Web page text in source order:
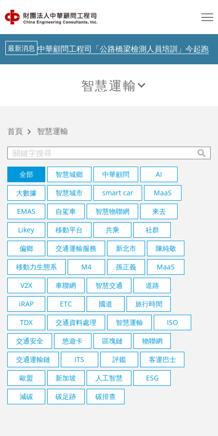
AI新知 聯合國示警：AI治理落後Agent時代
最新消息 中華顧問工程司「公路橋梁檢測人員培訓」今起跑
最新消息 中華顧問工程司「公路橋梁檢測人員培訓」今起跑
AI新知 從生成式AI到實體AI－日本鐵道落地驗證中
智慧運輸
首頁
智慧運輸
全部 智慧城鄉 中華顧問
AI
大數據
智慧城市 smart car
MaaS
EMAS
自駕車 智慧物聯網
來去
Likey
移動平台 共乘
社群
偏鄉
交通運輸服務 新北市
陳純敬
移動力生態系
M4 孫正義
MaaS
V2X
車聯網 智慧交通
道路
iRAP
ETC 國道
旅行時間
TDX
交通資料處理 智慧運輸
ISO
交通安全
悠遊卡 區塊鏈
物聯網
交通運輸鏈
ITS 評鑑
客運巴士
歐盟
新加坡 人工智慧
ESG
減碳
碳足跡 碳排查